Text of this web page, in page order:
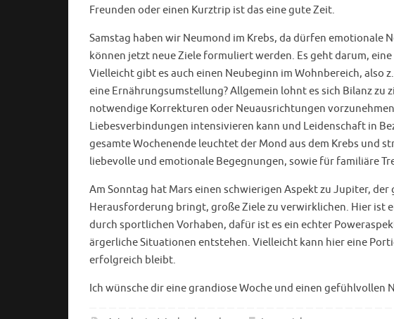
Freunden oder einen Kurztrip ist das eine gute Zeit.
Samstag haben wir Neumond im Krebs, da dürfen emotionale
können jetzt neue Ziele formuliert werden. Es geht darum,
Vielleicht gibt es auch einen Neubeginn im Wohnbereich, also
eine Ernährungsumstellung? Allgemein lohnt es sich Bilanz zu
notwendige Korrekturen oder Neuausrichtungen
Liebesverbindungen intensivieren kann und Leidenschaft in
gesamte Wochenende leuchtet der Mond aus dem Krebs und
liebevolle und emotionale Begegnungen, sowie für familiäre
Am Sonntag hat Mars einen schwierigen Aspekt zu Jupiter,
Herausforderung bringt, große Ziele zu verwirklichen. Hier ist
durch sportlichen Vorhaben, dafür ist es ein echter
ärgerliche Situationen entstehen. Vielleicht kann hier eine
erfolgreich bleibt.
Ich wünsche dir eine grandiose Woche und einen gefühlvollen